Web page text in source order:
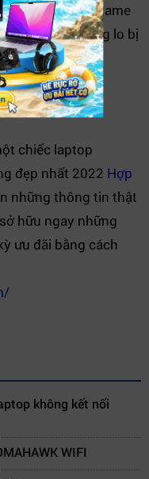
trong thế giới game
liền mà không lo bị
chiếc laptop
đẹp nhất 2022 Hợp
những thông tin thật
hữu ngay những
ưu đãi bằng cách
không kết nối
WIFI